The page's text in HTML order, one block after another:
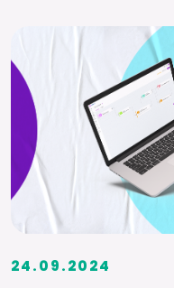
24.09.2024